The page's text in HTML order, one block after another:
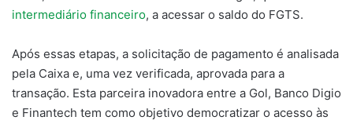
intermediário financeiro, a acessar o saldo do FGTS.
Após essas etapas, a solicitação de pagamento é analisada
pela Caixa e, uma vez verificada, aprovada para a
transação. Esta parceira inovadora entre a Gol, Banco Digio
e Finantech tem como objetivo democratizar o acesso às